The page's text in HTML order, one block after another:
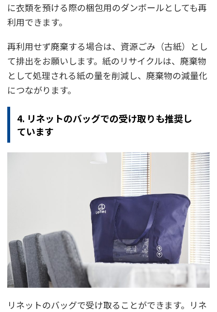
に衣類を預ける際の梱包用のダンボールとしても再
利用できます。
再利用せず廃棄する場合は、資源ごみ（古紙）とし
て排出をお願いします。紙のリサイクルは、廃棄物
として処理される紙の量を削減し、廃棄物の減量化
につながります。
4. リネットのバッグでの受け取りも推奨し
ています
リネットのバッグで受け取ることができます。リネ